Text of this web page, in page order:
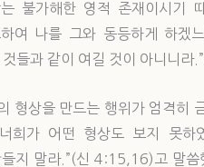
불가해한 영적 존재이시기
여 나를 그와 동등하게 하겠
들과 같이 여길 것이 아니니라
형상을 만드는 행위가 엄격히
희가 어떤 형상도 보지 못
지 말라.”(신 4:15,16)고 말